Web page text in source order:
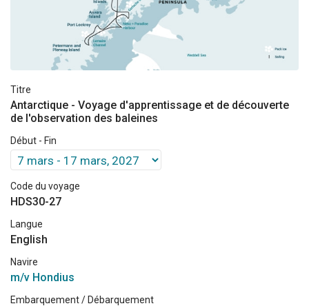
Titre
Antarctique - Voyage d'apprentissage et de découverte
de l'observation des baleines
Début - Fin
Code du voyage
HDS30-27
Langue
English
Navire
m/v Hondius
Embarquement / Débarquement